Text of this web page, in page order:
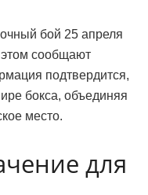
бой 25 апреля
этом сообщают
подтвердится,
бокса, объединяя
место.
для